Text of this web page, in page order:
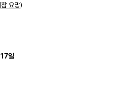
요망)
일